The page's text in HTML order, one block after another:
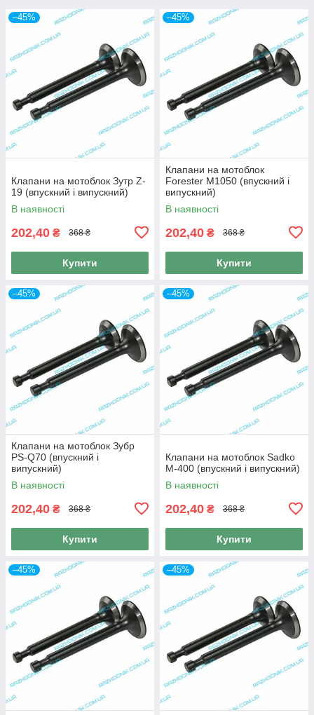
–45%
Клапани на мотоблок Зутр Z-
19 (впускний і випускний)
В наявності
202,40 ₴ 368 ₴
Купити
–45%
Клапани на мотоблок
Forester M1050 (впускний і
випускний)
В наявності
202,40 ₴ 368 ₴
Купити
–45%
Клапани на мотоблок Зубр
PS-Q70 (впускний і
випускний)
В наявності
202,40 ₴ 368 ₴
Купити
–45%
Клапани на мотоблок Sadko
M-400 (впускний і випускний)
В наявності
202,40 ₴ 368 ₴
Купити
–45% –45%